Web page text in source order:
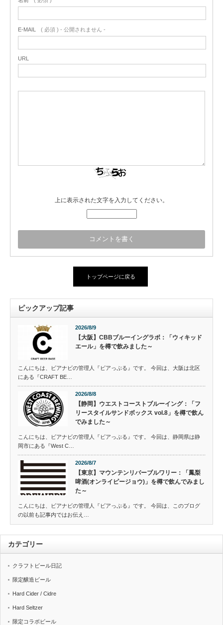
E-MAIL ( 必須 ) - 公開されません -
URL
上に表示された文字を入力してください。
トップページに戻る
ピックアップ記事
2026/8/9
【大阪】CBBブルーイングラボ：「ウィキッド
エール」を樽で飲みました～
こんにちは、ビアナビの管理人『ビアっぷる』です。 今回は、大阪は北区
にある『CRAFT BE…
2026/8/8
【静岡】ウエストコーストブルーイング：「フ
リースタイルサンドボックス vol.8」を樽で飲ん
でみました～
こんにちは、ビアナビの管理人『ビアっぷる』です。 今回は、静岡県は静
岡市にある『West C…
2026/8/7
【東京】マウンテンリバーブルワリー：「鳳梨
啤酒(オンライピージョウ)」を樽で飲んでみまし
た～
こんにちは、ビアナビの管理人『ビアっぷる』です。 今回は、このブログ
の以前も記事内ではお伝え…
カテゴリー
クラフトビール日記
限定醸造ビール
Hard Cider / Cidre
Hard Seltzer
限定コラボビール